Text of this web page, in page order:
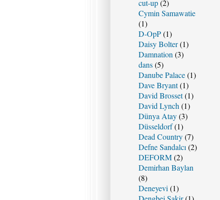
cut-up(2)
Cymin Samawatie
(1)
D-OpP(1)
Daisy Bolter(1)
Damnation (3)
dans(5)
Danube Palace(1)
Dave Bryant(1)
David Brosset(1)
David Lynch (1)
Dünya Atay(3)
Düsseldorf(1)
Dead Country(7)
Defne Sandalcı (2)
DEFORM(2)
Demirhan Baylan
(8)
Deneyevi (1)